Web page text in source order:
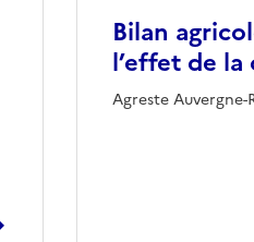
Bilan
l’effet de
Agreste Auvergne-